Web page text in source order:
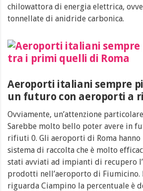
chilowattora di energia elettrica,
tonnellate di anidride carbonica.
Aeroporti italiani sempre
un futuro con aeroporti a
Ovviamente, un’attenzione
Sarebbe molto bello poter avere in
rifiuti 0. Gli aeroporti di Roma hanno
sistema di raccolta che è molto
stati avviati ad impianti di recupero
prodotti nell’aeroporto di Fiumicino.
riguarda Ciampino la percentuale è